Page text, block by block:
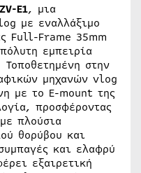
ZV-E1, μια
με εναλλάξιμο
Full-Frame 35mm
εμπειρία
Τοποθετημένη στην
μηχανών vlog
με το E-mount της
προσφέροντας
πλούσια
θορύβου και
και ελαφρύ
εξαιρετική